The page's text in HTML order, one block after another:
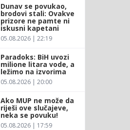
Dunav se povukao,
brodovi stali: Ovakve
prizore ne pamte ni
iskusni kapetani
05.08.2026 | 22:19
Paradoks: BiH uvozi
milione litara vode, a
ležimo na izvorima
05.08.2026 | 20:00
Ako MUP ne može da
riješi ove slučajeve,
neka se povuku!
05.08.2026 | 17:59